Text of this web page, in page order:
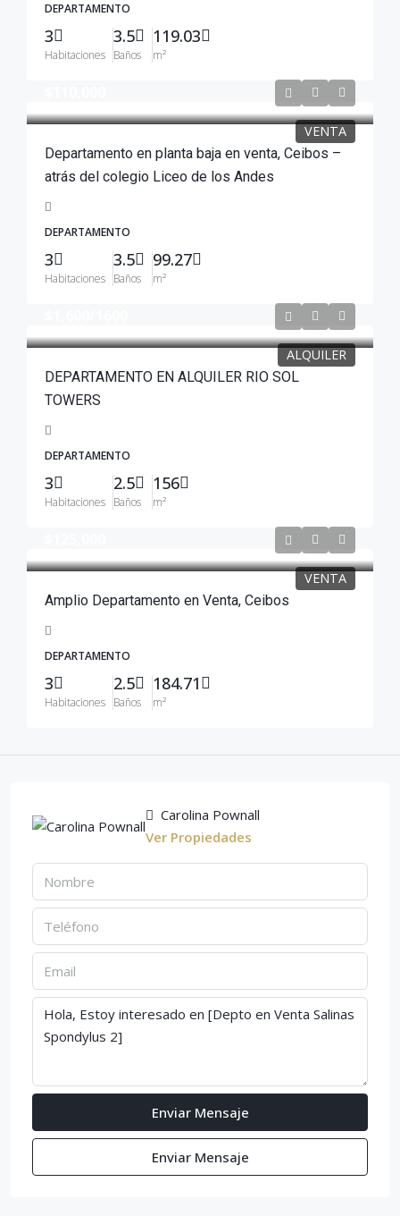
DEPARTAMENTO
3
Habitaciones
3.5
Baños
119.03
m²
VENTA
Departamento en planta baja en venta, Ceibos –
atrás del colegio Liceo de los Andes
DEPARTAMENTO
3
Habitaciones
3.5
Baños
99.27
m²
ALQUILER
DEPARTAMENTO EN ALQUILER RIO SOL
TOWERS
DEPARTAMENTO
3
Habitaciones
2.5
Baños
156
m²
VENTA
Amplio Departamento en Venta, Ceibos
DEPARTAMENTO
3
Habitaciones
2.5
Baños
184.71
m²
Carolina Pownall
Ver Propiedades
Enviar Mensaje
Enviar Mensaje